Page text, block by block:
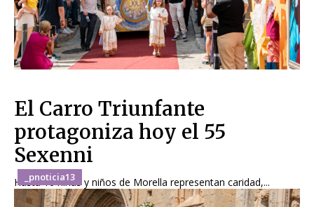
_pnoticia13
El Carro Triunfante
protagoniza hoy el 55
Sexenni
Hasta 10 niñas y niños de Morella representan caridad,...